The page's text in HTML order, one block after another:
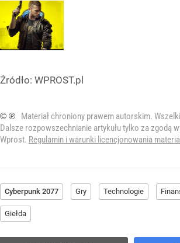
Źródło: WPROST.pl
© ℗
Materiał chroniony prawem autorskim.
Dalsze rozpowszechnianie artykułu tylko za zgodą
Wprost. Regulamin i warunki licencjonowania
Cyberpunk 2077 Gry Technologie
Giełda